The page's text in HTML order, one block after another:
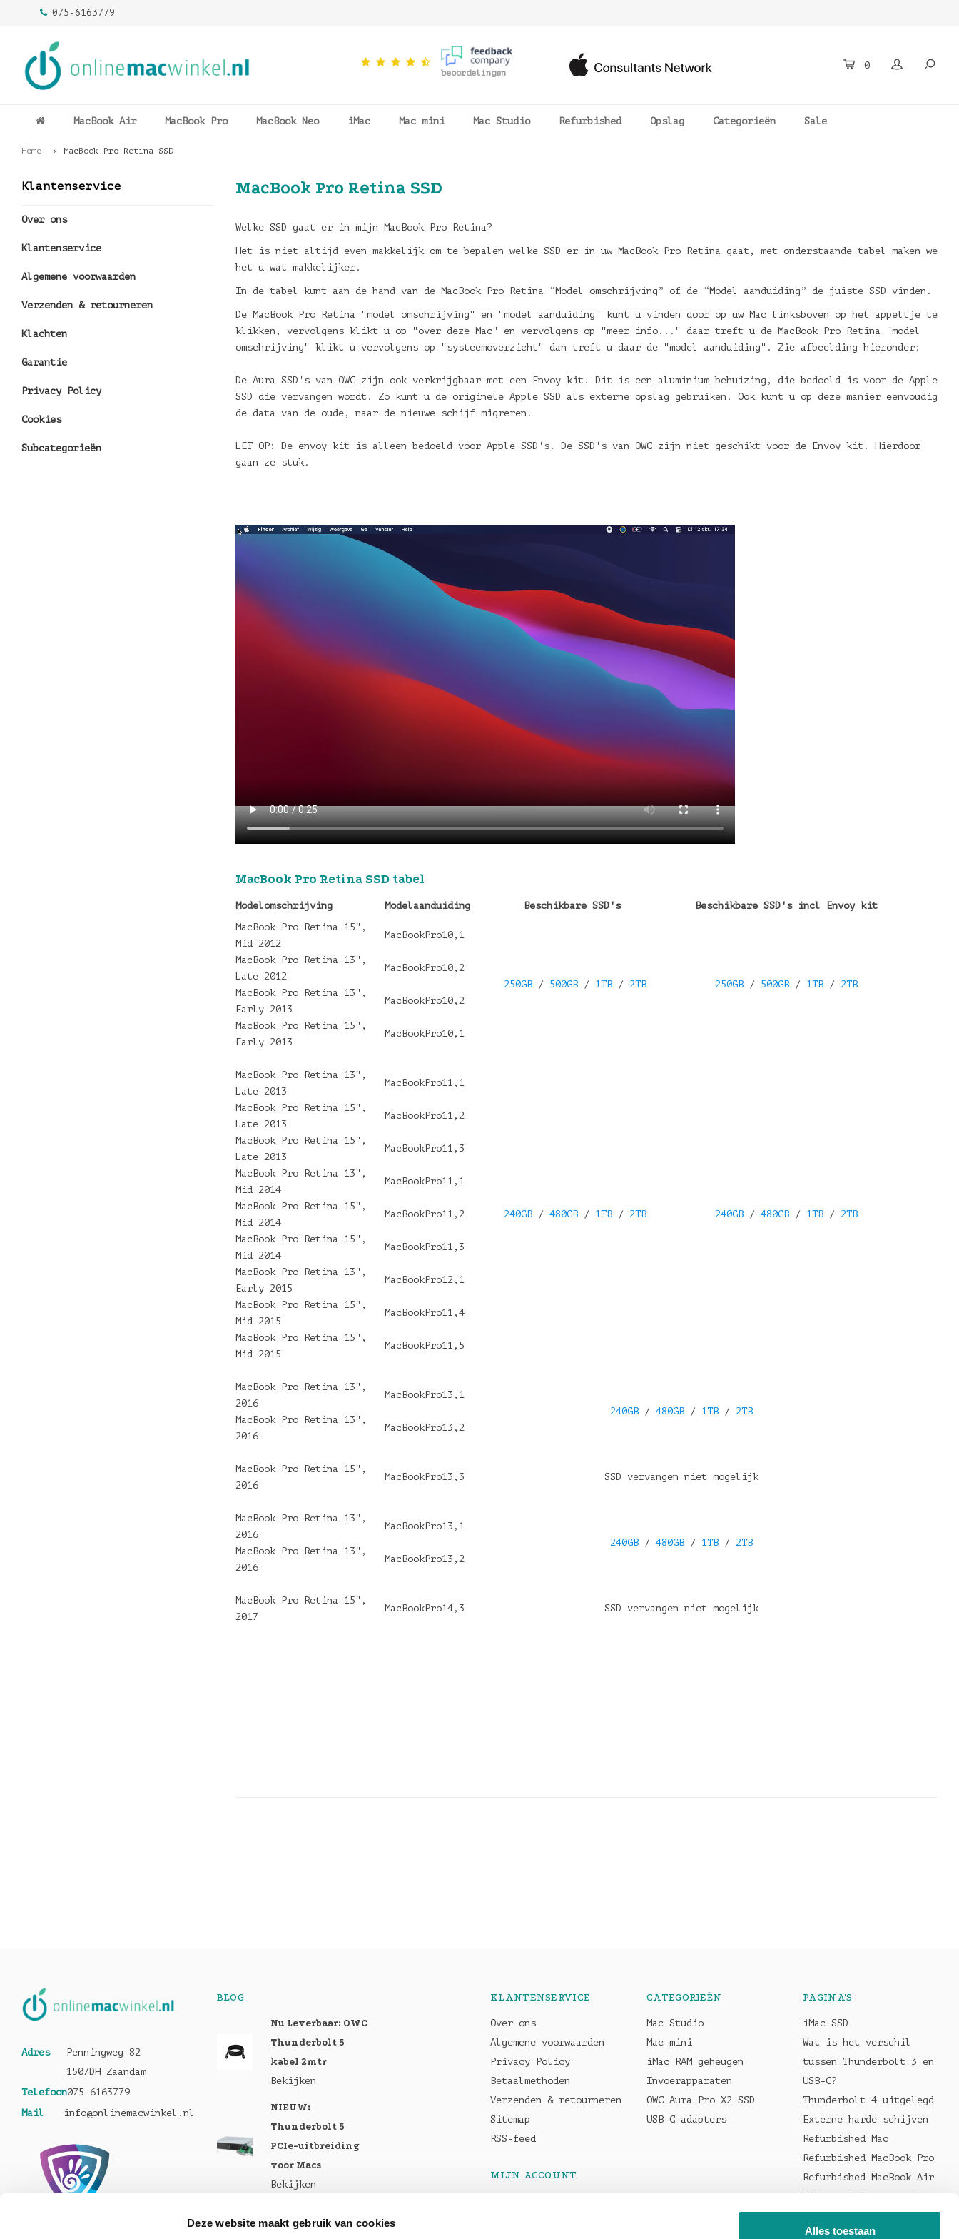
Deze website maakt gebruik van cookies
Alles toestaan
075-6163779
beoordelingen
0
MacBook Air MacBook Pro MacBook Neo iMac Mac mini Mac Studio Refurbished Opslag Categorieën Sale
Home MacBook Pro Retina SSD
Klantenservice
Over ons
Klantenservice
Algemene voorwaarden
Verzenden & retourneren
Klachten
Garantie
Privacy Policy
Cookies
Subcategorieën
MacBook Pro Retina SSD
Welke SSD gaat er in mijn MacBook Pro Retina?
Het is niet altijd even makkelijk om te bepalen welke SSD er in uw MacBook Pro Retina gaat, met onderstaande tabel maken we
het u wat makkelijker.
In de tabel kunt aan de hand van de MacBook Pro Retina “Model omschrijving” of de “Model aanduiding” de juiste SSD vinden.
De MacBook Pro Retina "model omschrijving" en "model aanduiding" kunt u vinden door op uw Mac linksboven op het appeltje te
klikken, vervolgens klikt u op "over deze Mac" en vervolgens op "meer info..." daar treft u de MacBook Pro Retina "model
omschrijving" klikt u vervolgens op "systeemoverzicht" dan treft u daar de "model aanduiding". Zie afbeelding hieronder:
De Aura SSD's van OWC zijn ook verkrijgbaar met een Envoy kit. Dit is een aluminium behuizing, die bedoeld is voor de Apple
SSD die vervangen wordt. Zo kunt u de originele Apple SSD als externe opslag gebruiken. Ook kunt u op deze manier eenvoudig
de data van de oude, naar de nieuwe schijf migreren.
LET OP: De envoy kit is alleen bedoeld voor Apple SSD's. De SSD's van OWC zijn niet geschikt voor de Envoy kit. Hierdoor
gaan ze stuk.
MacBook Pro Retina SSD tabel
Modelomschrijving Modelaanduiding Beschikbare SSD's
Beschikbare SSD's incl Envoy kit
MacBook Pro Retina 15",
Mid 2012
MacBookPro10,1
250GB/ 500GB/ 1TB/ 2TB 250GB/ 500GB/ 1TB/ 2TB
MacBook Pro Retina 13",
Late 2012
MacBookPro10,2
MacBook Pro Retina 13",
Early 2013
MacBookPro10,2
MacBook Pro Retina 15",
Early 2013
MacBookPro10,1
MacBook Pro Retina 13",
Late 2013
MacBookPro11,1
240GB/ 480GB/ 1TB/ 2TB 240GB/ 480GB/ 1TB/ 2TB
MacBook Pro Retina 15",
Late 2013
MacBookPro11,2
MacBook Pro Retina 15",
Late 2013
MacBookPro11,3
MacBook Pro Retina 13",
Mid 2014
MacBookPro11,1
MacBook Pro Retina 15",
Mid 2014
MacBookPro11,2
MacBook Pro Retina 15",
Mid 2014
MacBookPro11,3
MacBook Pro Retina 13",
Early 2015
MacBookPro12,1
MacBook Pro Retina 15",
Mid 2015
MacBookPro11,4
MacBook Pro Retina 15",
Mid 2015
MacBookPro11,5
MacBook Pro Retina 13",
2016
MacBookPro13,1
240GB / 480GB / 1TB / 2TB
MacBook Pro Retina 13",
2016
MacBookPro13,2
MacBook Pro Retina 15",
2016
MacBookPro13,3 SSD vervangen niet mogelijk
MacBook Pro Retina 13",
2016
MacBookPro13,1
240GB / 480GB / 1TB / 2TB
MacBook Pro Retina 13",
2016
MacBookPro13,2
MacBook Pro Retina 15",
2017
MacBookPro14,3 SSD vervangen niet mogelijk
Adres
Penningweg 82
1507DH Zaandam
Telefoon075-6163779
Mail
info@onlinemacwinkel.nl
BLOG
Nu Leverbaar: OWC
Thunderbolt 5
kabel 2mtr
Bekijken
NIEUW:
Thunderbolt 5
PCIe-uitbreiding
voor Macs
Bekijken
MacBook Pro M5
KLANTENSERVICE
Over ons
Algemene voorwaarden
Privacy Policy
Betaalmethoden
Verzenden & retourneren
Sitemap
RSS-feed
MIJN ACCOUNT
CATEGORIEËN
Mac Studio
Mac mini
iMac RAM geheugen
Invoerapparaten
OWC Aura Pro X2 SSD
USB-C adapters
PAGINA'S
iMac SSD
Wat is het verschil
tussen Thunderbolt 3 en
USB-C?
Thunderbolt 4 uitgelegd
Externe harde schijven
Refurbished Mac
Refurbished MacBook Pro
Refurbished MacBook Air
Welke oplader voor je